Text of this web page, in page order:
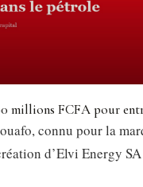
millions FCFA pour
connu pour la
d’Elvi Energy